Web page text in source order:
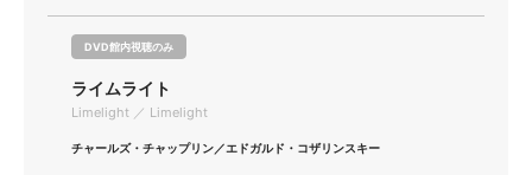
DVD館内視聴のみ
ライムライト
Limelight ／ Limelight
チャールズ・チャップリン／エドガルド・コザリンスキー